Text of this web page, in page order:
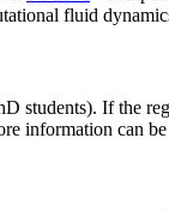
fluid
students). If the
information can